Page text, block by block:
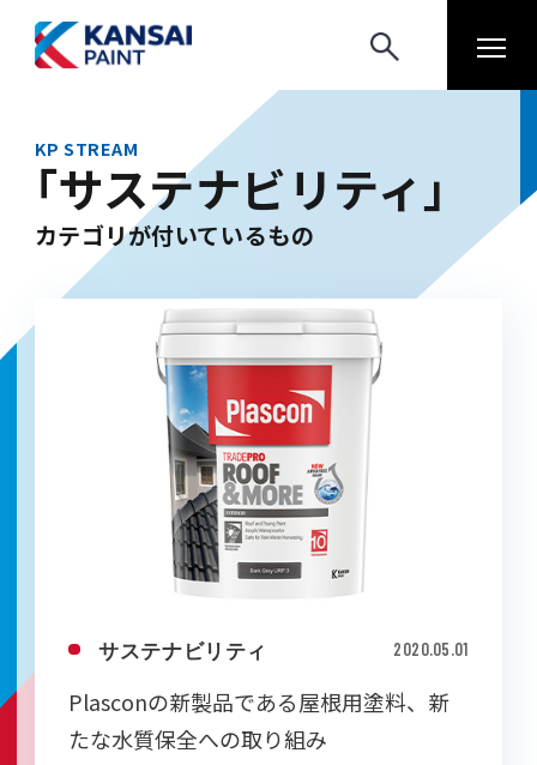
KP STREAM
「サステナビリティ」
カテゴリが付いているもの
サステナビリティ 2020.05.01
Plasconの新製品である屋根用塗料、新
たな水質保全への取り組み